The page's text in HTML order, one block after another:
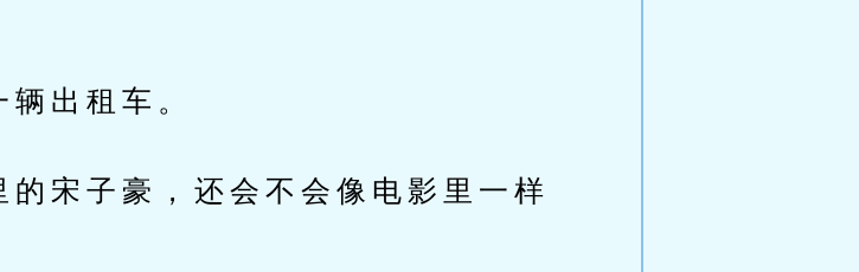
出租车。
宋子豪，还会不会像电影里一样